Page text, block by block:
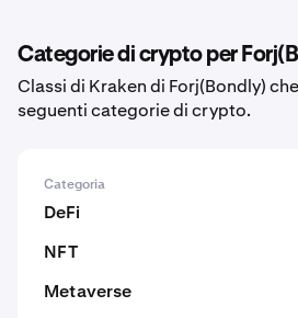
Categorie di crypto per
Classi di Kraken di Forj(Bondly)
seguenti categorie di crypto.
Categoria
DeFi
NFT
Metaverse